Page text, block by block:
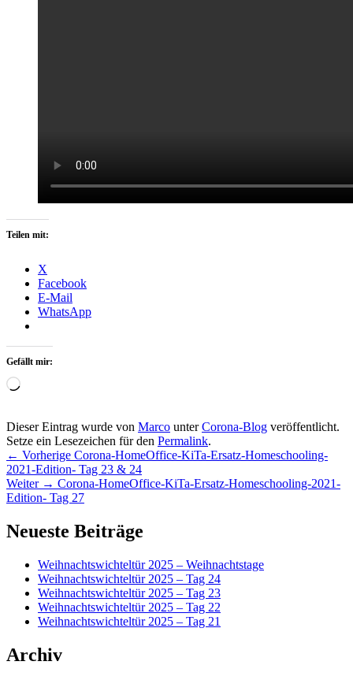
Teilen mit:
X
Facebook
E-Mail
WhatsApp
Gefällt mir:
Wird
Dieser Eintrag wurde von Marco unterCorona-Blog veröffentlicht.
Setze ein Lesezeichen für den Permalink.
Beitragsnavigation
← Vorherige Vorheriger
Beitrag:
Corona-HomeOffice-KiTa-Ersatz-Homeschooling-
2021-Edition- Tag 23 & 24
Weiter → Nächster
Beitrag:
Corona-HomeOffice-KiTa-Ersatz-Homeschooling-2021-
Edition- Tag 27
Primärer
Widgetbereich
Neueste Beiträge
Weihnachtswichteltür 2025 – Weihnachtstage
Weihnachtswichteltür 2025 – Tag 24
Weihnachtswichteltür 2025 – Tag 23
Weihnachtswichteltür 2025 – Tag 22
Weihnachtswichteltür 2025 – Tag 21
Archiv